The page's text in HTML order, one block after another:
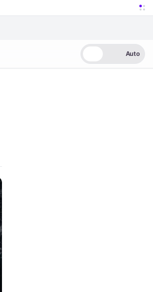
Ciemny
Auto
Auto